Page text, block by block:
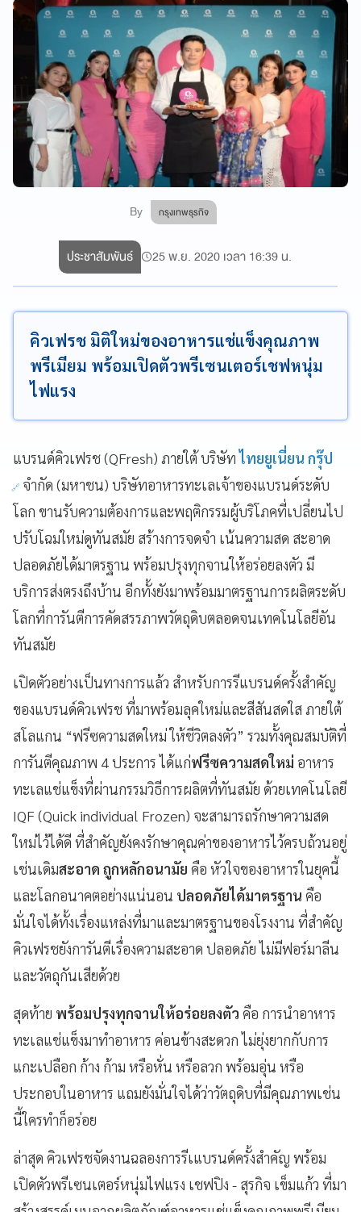
By กรุงเทพธุรกิจ
ประชาสัมพันธ์ 25 พ.ย. 2020 เวลา 16:39 น.
คิวเฟรช มิติใหม่ของอาหารแช่แข็งคุณภาพ
พรีเมียม พร้อมเปิดตัวพรีเซนเตอร์เชฟหนุ่ม
ไฟแรง
แบรนด์คิวเฟรช (QFresh) ภายใต้ บริษัทไทยยูเนี่ยน กรุ๊ป
จำกัด (มหาชน) บริษัทอาหารทะเลเจ้าของแบรนด์ระดับ
โลก ขานรับความต้องการและพฤติกรรมผู้บริโภคที่เปลี่ยนไป
ปรับโฉมใหม่ดูทันสมัย สร้างการจดจำ เน้นความสด สะอาด
ปลอดภัยได้มาตรฐาน พร้อมปรุงทุกจานให้อร่อยลงตัว มี
บริการส่งตรงถึงบ้าน อีกทั้งยังมาพร้อมมาตรฐานการผลิตระดับ
โลกที่การันตีการคัดสรรภาพวัตถุดิบตลอดจนเทคโนโลยีอัน
ทันสมัย
เปิดตัวอย่างเป็นทางการแล้ว สำหรับการรีแบรนด์ครั้งสำคัญ
ของแบรนด์คิวเฟรช ที่มาพร้อมลุคใหม่และสีสันสดใส ภายใต้
สโลแกน “ฟรีซความสดใหม่ ให้ชีวิตลงตัว” รวมทั้งคุณสมบัติที่
การันตีคุณภาพ 4ประการ ได้แก่ฟรีซความสดใหม่ อาหาร
ทะเลแช่แข็งที่ผ่านกรรมวิธีการผลิตที่ทันสมัย ด้วยเทคโนโลยี
IQF (Quick individual Frozen) จะสามารถรักษาความสด
ใหม่ไว้ได้ดี ที่สำคัญยังคงรักษาคุณค่าของอาหารไว้ครบถ้วนอยู่
เช่นเดิมสะอาด ถูกหลักอนามัย คือ หัวใจของอาหารในยุคนี้
และโลกอนาคตอย่างแน่นอน ปลอดภัยได้มาตรฐาน คือ
มั่นใจได้ทั้งเรื่องแหล่งที่มาและมาตรฐานของโรงงาน ที่สำคัญ
คิวเฟรชยังการันตีเรื่องความสะอาด ปลอดภัย ไม่มีฟอร์มาลีน
และวัตถุกันเสียด้วย
สุดท้าย พร้อมปรุงทุกจานให้อร่อยลงตัว คือ การนำอาหาร
ทะเลแช่แข็งมาทำอาหาร ค่อนข้างสะดวก ไม่ยุ่งยากกับการ
แกะเปลือก ก้าง ก้าม หรือหั่น หรือลวก พร้อมอุ่น หรือ
ประกอบในอาหาร แถมยังมั่นใจได้ว่าวัตถุดิบที่มีคุณภาพเช่น
นี้ใครทำก็อร่อย
ล่าสุด คิวเฟรชจัดงานฉลองการรีเแบรนด์ครั้งสำคัญ พร้อม
เปิดตัวพรีเซนเตอร์หนุ่มไฟแรง เชฟปิง - สุรกิจ เข็มแก้ว ที่มา